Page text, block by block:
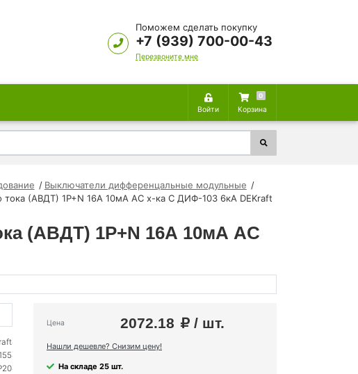
Поможем сделать покупку
+7 (939) 700-00-43
Перезвоните мне
Войти
0
Корзина
Выключатели дифференцальные модульные
(АВДТ) 1P+N 16А 10мА AC х-ка C ДИФ-103 6кА DEKraft
(АВДТ) 1P+N 16А 10мА AC
Цена 2072.18 / шт.
Нашли дешевле? Снизим цену!
На складе 25 шт.